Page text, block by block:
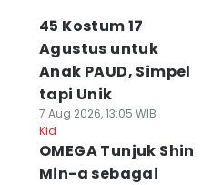
45 Kostum 17
Agustus untuk
Anak PAUD, Simpel
tapi Unik
7 Aug 2026, 13:05 WIB
Kid
OMEGA Tunjuk Shin
Min-a sebagai